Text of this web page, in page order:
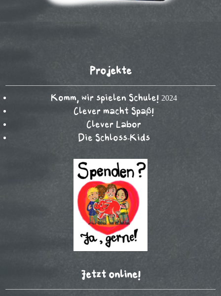
Projekte
Komm, wir spielen Schule! 2024
Clever macht Spaß!
Clever Labor
Die Schloss-Kids
Jetzt online!